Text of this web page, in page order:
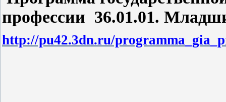
профессии 36.01.01.
http://pu42.3dn.ru/